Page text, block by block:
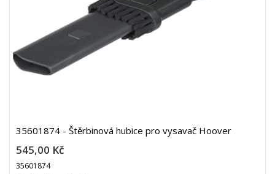
35601874 - Štěrbinová hubice pro vysavač Hoover
545,00 Kč
35601874